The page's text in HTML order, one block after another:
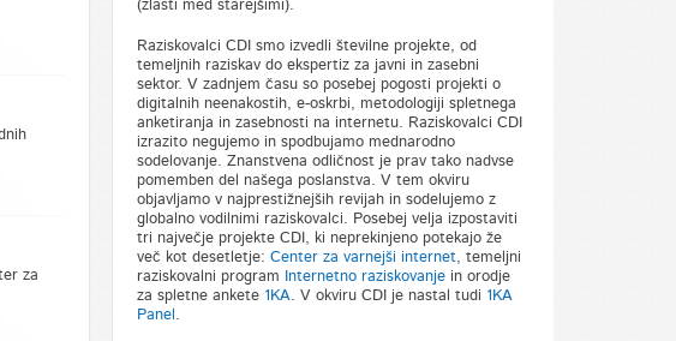
za
(zlasti med starejšimi).
Raziskovalci CDI smo izvedli številne projekte, od
temeljnih raziskav do ekspertiz za javni in zasebni
sektor. V zadnjem času so posebej pogosti projekti o
digitalnih neenakostih, e-oskrbi, metodologiji spletnega
anketiranja in zasebnosti na internetu. Raziskovalci CDI
izrazito negujemo in spodbujamo mednarodno
sodelovanje. Znanstvena odličnost je prav tako nadvse
pomemben del našega poslanstva. V tem okviru
objavljamo v najprestižnejših revijah in sodelujemo z
globalno vodilnimi raziskovalci. Posebej velja izpostaviti
tri največje projekte CDI, ki neprekinjeno potekajo že
več kot desetletje:Center za varnejši internet, temeljni
raziskovalni program
Internetno raziskovanje in orodje
za spletne ankete 1KA. V okviru CDI je nastal tudi 1KA
Panel .